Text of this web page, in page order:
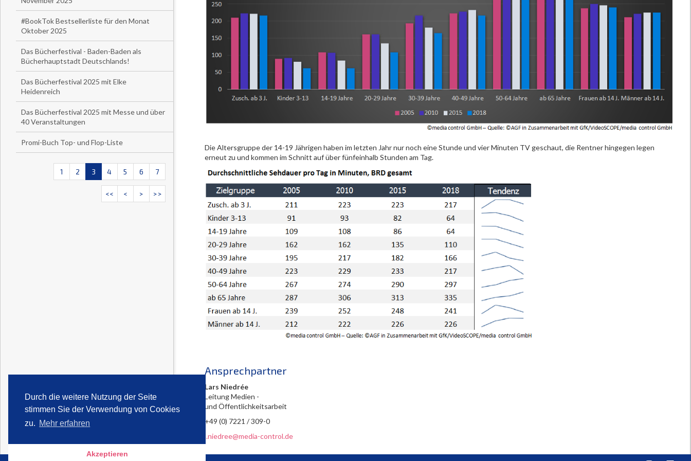
Durch die weitere Nutzung der Seite
stimmen Sie der Verwendung von Cookies
zu. Mehr erfahren
Akzeptieren
#BookTok Bestsellerliste für den Monat
Oktober 2025
Das Bücherfestival - Baden-Baden als
Bücherhauptstadt Deutschlands!
Das Bücherfestival 2025 mit Elke
Heidenreich
Das Bücherfestival 2025 mit Messe und über
40 Veranstaltungen
Promi-Buch Top- und Flop-Liste
1 2 3 4 5 6 7
<< < > >>
Die Altersgruppe der 14-19 Jährigen haben im letzten Jahr nur noch eine Stunde und vier Minuten TV geschaut, die Rentner hingegen legen
erneut zu und kommen im Schnitt auf über fünfeinhalb Stunden am Tag.
Ansprechpartner
Lars Niedrée
Leitung Medien -
und Öffentlichkeitsarbeit
+49 (0) 7221 / 309-0
l.niedree@media-control.de